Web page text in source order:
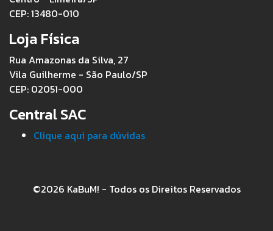
CEP: 13480-010
Loja Física
Rua Amazonas da Silva, 27
Vila Guilherme - São Paulo/SP
CEP: 02051-000
Central SAC
Clique aqui para dúvidas
©2026 KaBuM! - Todos os Direitos Reservados